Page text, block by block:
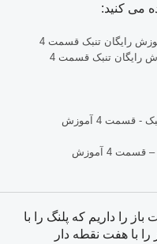
می کنید:
رایگان تنبک قسمت 4
علامت حرکت بک در نوازندگی تنبک – قسمت 4 آموزش
را داریم که پلنگ را با
با هفت نقطه دار